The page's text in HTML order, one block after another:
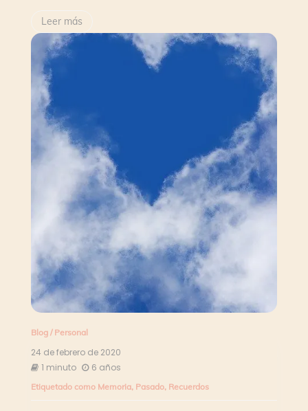
Leer más
Blog/ Personal
24 de febrero de 2020
1 minuto
6 años
Etiquetado como Memoria, Pasado, Recuerdos